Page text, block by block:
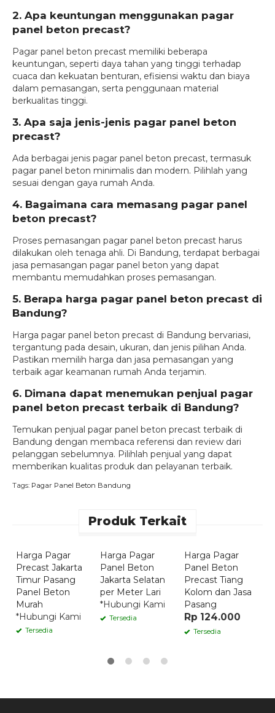
2. Apa keuntungan menggunakan pagar
panel beton precast?
Pagar panel beton precast memiliki beberapa
keuntungan, seperti daya tahan yang tinggi terhadap
cuaca dan kekuatan benturan, efisiensi waktu dan biaya
dalam pemasangan, serta penggunaan material
berkualitas tinggi.
3. Apa saja jenis-jenis pagar panel beton
precast?
Ada berbagai jenis pagar panel beton precast, termasuk
pagar panel beton minimalis dan modern. Pilihlah yang
sesuai dengan gaya rumah Anda.
4. Bagaimana cara memasang pagar panel
beton precast?
Proses pemasangan pagar panel beton precast harus
dilakukan oleh tenaga ahli. Di Bandung, terdapat berbagai
jasa pemasangan pagar panel beton yang dapat
membantu memudahkan proses pemasangan.
5. Berapa harga pagar panel beton precast di
Bandung?
Harga pagar panel beton precast di Bandung bervariasi,
tergantung pada desain, ukuran, dan jenis pilihan Anda.
Pastikan memilih harga dan jasa pemasangan yang
terbaik agar keamanan rumah Anda terjamin.
6. Dimana dapat menemukan penjual pagar
panel beton precast terbaik di Bandung?
Temukan penjual pagar panel beton precast terbaik di
Bandung dengan membaca referensi dan review dari
pelanggan sebelumnya. Pilihlah penjual yang dapat
memberikan kualitas produk dan pelayanan terbaik.
Tags: Pagar Panel Beton Bandung
Produk Terkait
Harga Pagar
Precast Jakarta
Timur Pasang
Panel Beton
Murah
*Hubungi Kami
Tersedia
Pesan
Harga Pagar
Panel Beton
Jakarta Selatan
per Meter Lari
*Hubungi Kami
Tersedia
Harga Pagar
Panel Beton
Precast Tiang
Kolom dan Jasa
Pasang
Rp 124.000
Tersedia